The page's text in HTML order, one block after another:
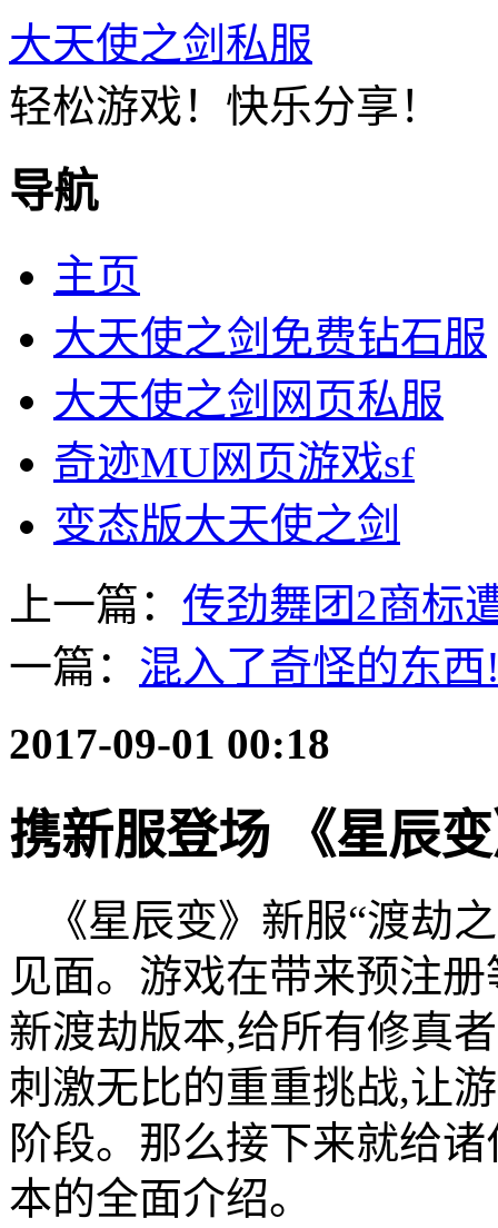
大天使之剑私服
轻松游戏！快乐分享！
导航
主页
大天使之剑免费钻石服
大天使之剑网页私服
奇迹MU网页游戏sf
变态版大天使之剑
上一篇： 传劲舞团2商标
一篇： 混入了奇怪的东
2017-09-01 00:18
携新服登场 《星辰
《星辰变》新服“渡劫
见面。游戏在带来预注
新渡劫版本,给所有修真
刺激无比的重重挑战,让
阶段。那么接下来就给
本的全面介绍。